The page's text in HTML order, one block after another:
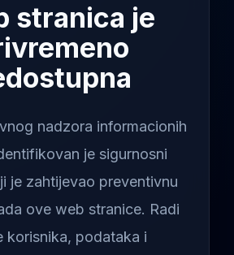
stranica je
nadzora informacionih
je sigurnosni
je zahtijevao preventivnu
ove web stranice. Radi
korisnika, podataka i